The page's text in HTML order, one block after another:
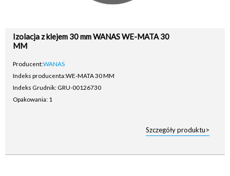
Izolacja z klejem 30 mm WANAS WE-MATA 30
MM
Producent:WANAS
Indeks producenta:WE-MATA 30 MM
Indeks Grudnik: GRU-00126730
Opakowania: 1
Szczegóły produktu>